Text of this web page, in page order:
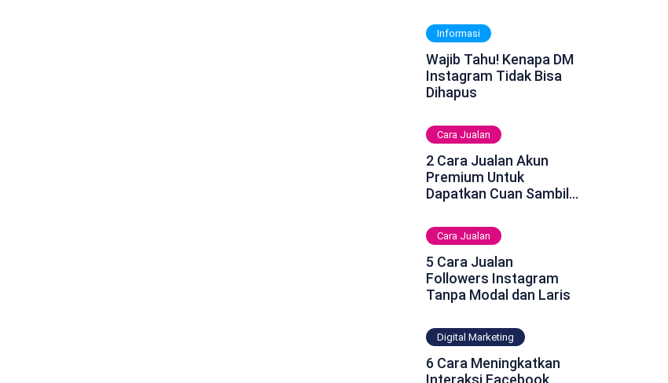
Informasi
Wajib Tahu! Kenapa DM
Instagram Tidak Bisa
Dihapus
Cara Jualan
2 Cara Jualan Akun
Premium Untuk
Dapatkan Cuan Sambil
Cara Jualan
5 Cara Jualan
Followers Instagram
Tanpa Modal dan Laris
Digital Marketing
6 Cara Meningkatkan
Interaksi Facebook